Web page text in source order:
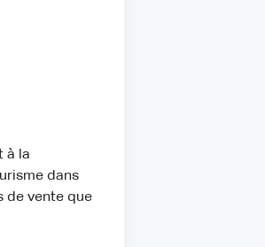
à la
dans
de vente que